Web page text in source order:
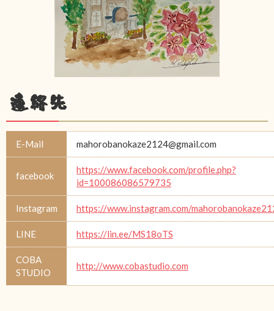
連絡先
E-Mail mahorobanokaze2124@gmail.com
facebook
https://www.facebook.com/profile.php?
id=100086086579735
Instagram https://www.instagram.com/
LINE https://lin.ee/MS18oTS
COBA
STUDIO
http://www.cobastudio.com